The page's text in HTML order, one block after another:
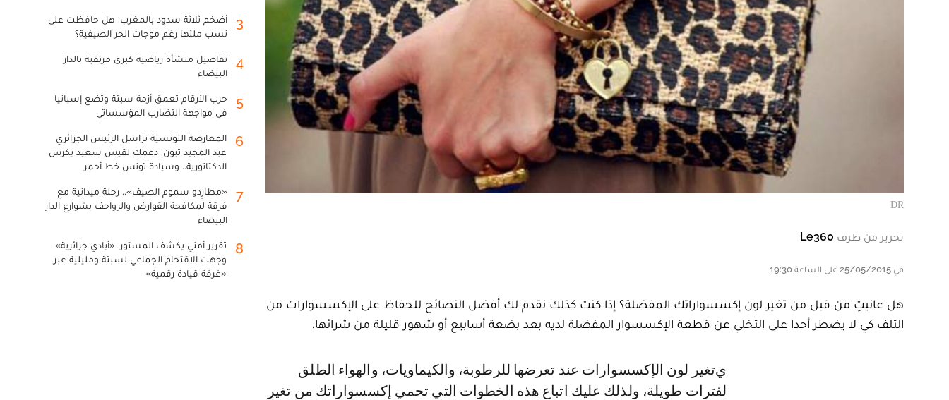
DR
تحرير من طرف Le360
في 25/05/2015 على الساعة 19:30
هل عانيتِ من قبل من تغير لون إكسسواراتك المفضلة؟ إذا كنت كذلك نقدم لك أفضل النصائح للحفاظ على الإكسسوارات من
التلف كي لا يضطر أحدا على التخلي عن قطعة الإكسسوار المفضلة لديه بعد بضعة أسابيع أو شهور قليلة من شرائها.
يتغير لون الإكسسوارات عند تعرضها للرطوبة، والكيماويات، والهواء الطلق
لفترات طويلة، ولذلك عليك اتباع هذه الخطوات التي تحمي إكسسواراتك من تغير
3
أضخم ثلاثة سدود بالمغرب: هل حافظت على
نسب ملئها رغم موجات الحر الصيفية؟
4
تفاصيل منشأة رياضية كبرى مرتقبة بالدار
البيضاء
5
حرب الأرقام تعمق أزمة سبتة وتضع إسبانيا
في مواجهة التضارب المؤسساتي
6
المعارضة التونسية تراسل الرئيس الجزائري
عبد المجيد تبون: دعمك لقيس سعيد يكرس
الدكتاتورية.. وسيادة تونس خط أحمر
7
«مطارِدو سموم الصيف».. رحلة ميدانية مع
فرقة لمكافحة القوارض والزواحف بشوارع الدار
البيضاء
8
تقرير أمني يكشف المستور: «أيادي جزائرية»
وجهت الاقتحام الجماعي لسبتة ومليلية عبر
«غرفة قيادة رقمية»